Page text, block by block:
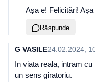
Așa e! Felicitări!
Răspunde
G VASILE24.02.2024,
In viata reala, intram
un sens giratoriu.